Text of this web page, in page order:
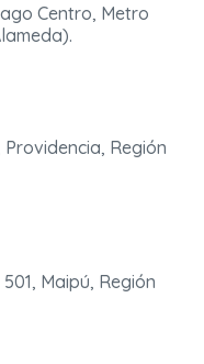
Centro, Metro
Región
Maipú, Región